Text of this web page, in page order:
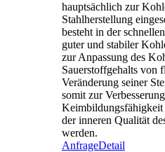
hauptsächlich zur
Stahlherstellung
besteht in der
guter und stabiler
zur Anpassung des
Sauerstoffgehalts von
Veränderung seiner
somit zur
Keimbildungsfähigkeit
der inneren Qualität
werden.
AnfrageDetail